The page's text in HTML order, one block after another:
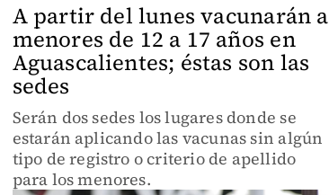
A partir del lunes vacunarán a
menores de 12 a 17 años en
Aguascalientes; éstas son las
sedes
Serán dos sedes los lugares donde se
estarán aplicando las vacunas sin algún
tipo de registro o criterio de apellido
para los menores.